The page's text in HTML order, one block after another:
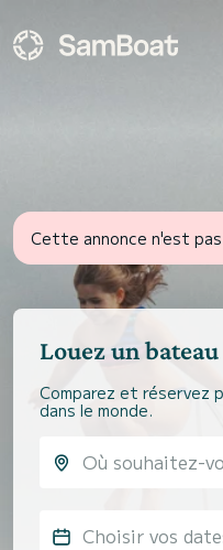
Cette annonce n'est
Louez un
Comparez et réservez
dans le monde.
Choisir vos